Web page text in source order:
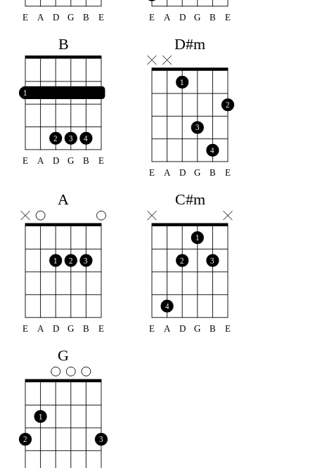
E A D G B E E A D G B E
B
1
2 3 4
E A D G B E
D#m
1
3
4
2
E A D G B E
A
1 2 3
E A D G B E
C#m
4
2
1
3
E A D G B E
G
2
1
3